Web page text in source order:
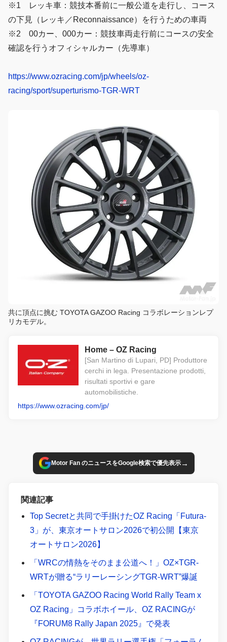
※1 レッキ車：競技本番前に一般公道を走行し、コース
の下見（レッキ／Reconnaissance）を行うための車両
※2 00カー、000カー：競技車両走行前にコースの安全
確認を行うオフィシャルカー（先導車）
https://www.ozracing.com/jp/wheels/oz-
racing/sport/superturismo-TGR-WRT
共に頂点に挑む TOYOTA GAZOO Racing コラボレーションレプ
リカモデル。
Home – OZ Racing
[San Martino di Lupari, PD] Produttore
cerchi in lega. Presentazione prodotti,
risultati sportivi e gare
automobilistiche.
https://www.ozracing.com/jp/
Motor Fan のニュースをGoogle検索で優先表示→
関連記事
Top Secretと共同で手掛けたOZ Racing「Futura-
3」が、東京オートサロン2026で初公開【東京
オートサロン2026】
「WRCの情熱をそのまま公道へ！」OZ×TGR-
WRTが贈る“ラリーレーシングTGR-WRT”爆誕
「TOYOTA GAZOO Racing World Rally Team x
OZ Racing」コラボホイール、OZ RACINGが
『FORUM8 Rally Japan 2025』で発表